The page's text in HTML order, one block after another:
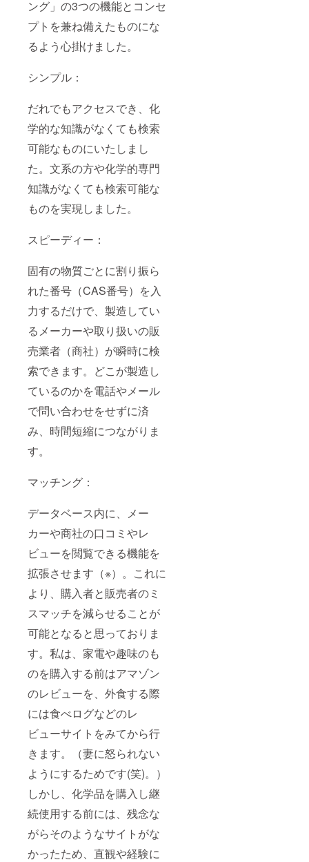
ング」の3つの機能とコンセ
プトを兼ね備えたものにな
るよう心掛けました。
シンプル：
だれでもアクセスでき、化
学的な知識がなくても検索
可能なものにいたしまし
た。文系の方や化学的専門
知識がなくても検索可能な
ものを実現しました。
スピーディー：
固有の物質ごとに割り振ら
れた番号（CAS番号）を入
力するだけで、製造してい
るメーカーや取り扱いの販
売業者（商社）が瞬時に検
索できます。どこが製造し
ているのかを電話やメール
で問い合わせをせずに済
み、時間短縮につながりま
す。
マッチング：
データベース内に、メー
カーや商社の口コミやレ
ビューを閲覧できる機能を
拡張させます（※）。これに
より、購入者と販売者のミ
スマッチを減らせることが
可能となると思っておりま
す。私は、家電や趣味のも
のを購入する前はアマゾン
のレビューを、外食する際
には食べログなどのレ
ビューサイトをみてから行
きます。（妻に怒られない
ようにするためです(笑)。）
しかし、化学品を購入し継
続使用する前には、残念な
がらそのようなサイトがな
かったため、直観や経験に